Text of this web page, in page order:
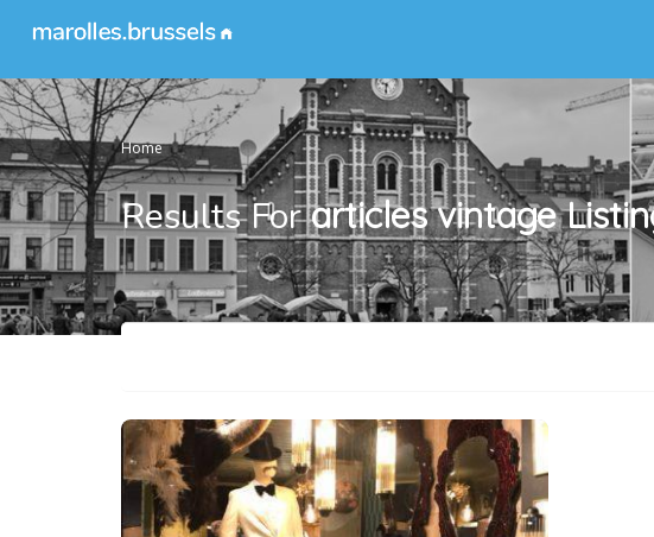
Home
Results Forarticles vintage